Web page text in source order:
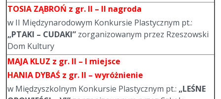
TOSIA ZĄBROŃ z gr. II – II nagroda
w II Międzynarodowym Konkursie Plastycznym pt.:
„PTAKI – CUDAKI” zorganizowanym przez Rzeszowski
Dom Kultury
MAJA KLUZ z gr. II – I miejsce
HANIA DYBAŚ z gr. II – wyróżnienie
w Międzyszkolnym Konkursie Plastycznym pt.: „LEŚNE